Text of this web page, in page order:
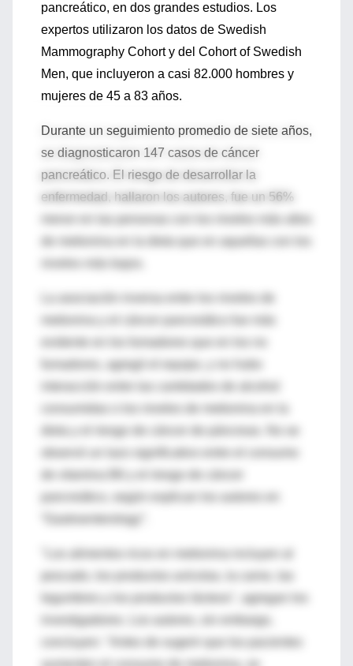
pancreático, en dos grandes estudios. Los
expertos utilizaron los datos de Swedish
Mammography Cohort y del Cohort of Swedish
Men, que incluyeron a casi 82.000 hombres y
mujeres de 45 a 83 años.
Durante un seguimiento promedio de siete años,
se diagnosticaron 147 casos de cáncer
pancreático. El riesgo de desarrollar la
enfermedad, hallaron los autores, fue un 56%
de metionina en la dieta que en aquellas con los
niveles más bajos.
fumadores, agregó el equipo, y no hubo
dieta y el riesgo de cáncer de páncreas. No se
observó un lazo significativo entre el consumo
de vitamina B6 y el riesgo de cáncer
pancreático, según explican los autores en
“Gastroenterology”.
legumbres y los productos lácteos", agregan los
investigadores. Los autores, sin embargo,
concluyen: "Antes de sugerir que los pacientes